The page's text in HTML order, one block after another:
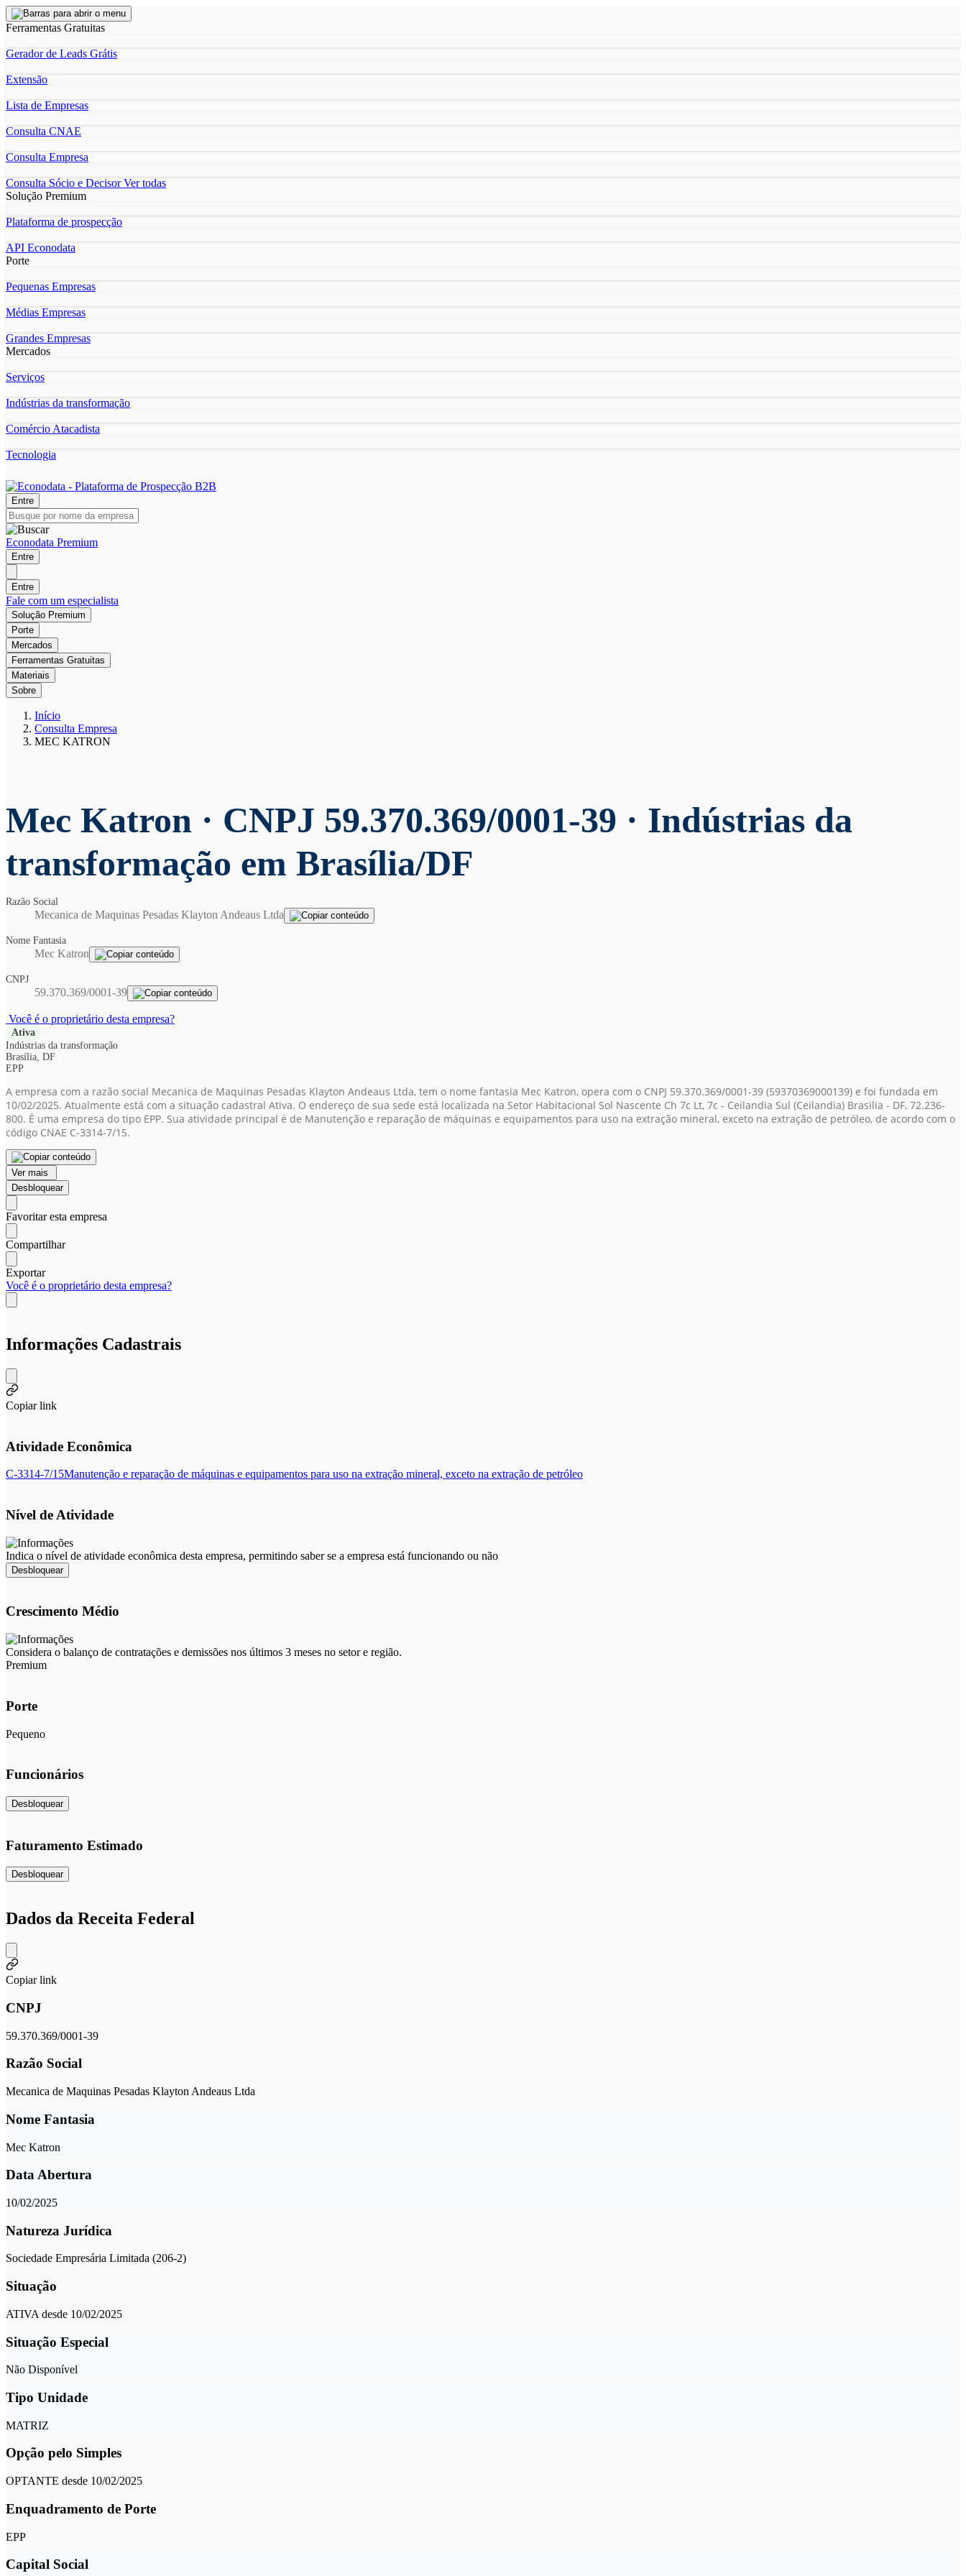
Ferramentas Gratuitas
Gerador de Leads Grátis
Extensão
Lista de Empresas
Consulta CNAE
Consulta Empresa
Consulta Sócio e DecisorVer todas
Solução Premium
Plataforma de prospecção
API Econodata
Porte
Pequenas Empresas
Médias Empresas
Grandes Empresas
Mercados
Serviços
Indústrias da transformação
Comércio Atacadista
Tecnologia
Entre
Econodata Premium
Entre
Entre
Fale com um especialista
Solução Premium
Porte
Mercados
Ferramentas Gratuitas
Materiais
Sobre
Início
Consulta Empresa
MEC KATRON
Mec Katron · CNPJ 59.370.369/0001-39 · Indústrias da
transformação em Brasília/DF
Razão Social
Mecanica de Maquinas Pesadas Klayton Andeaus Ltda
Nome Fantasia
Mec Katron
CNPJ
59.370.369/0001-39
Você é o proprietário desta empresa?
Ativa
Indústrias da transformação
Brasília, DF
EPP
A empresa com a razão social Mecanica de Maquinas Pesadas Klayton Andeaus Ltda, tem o nome fantasia Mec Katron, opera com o CNPJ 59.370.369/0001-39 (59370369000139) e foi fundada em
10/02/2025. Atualmente está com a situação cadastral Ativa. O endereço de sua sede está localizada na Setor Habitacional Sol Nascente Ch 7c Lt, 7c - Ceilandia Sul (Ceilandia) Brasilia - DF, 72.236-
800. É uma empresa do tipo EPP. Sua atividade principal é de Manutenção e reparação de máquinas e equipamentos para uso na extração mineral, exceto na extração de petróleo, de acordo com o
código CNAE C-3314-7/15.
Ver mais
Desbloquear
Favoritar esta empresa
Compartilhar
Exportar
Você é o proprietário desta empresa?
Informações Cadastrais
Copiar link
Atividade Econômica
C-3314-7/15Manutenção e reparação de máquinas e equipamentos para uso na extração mineral, exceto na extração de petróleo
Nível de Atividade
Indica o nível de atividade econômica desta empresa, permitindo saber se a empresa está funcionando ou não
Desbloquear
Crescimento Médio
Considera o balanço de contratações e demissões nos últimos 3 meses no setor e região.
Premium
Porte
Pequeno
Funcionários
Desbloquear
Faturamento Estimado
Desbloquear
Dados da Receita Federal
Copiar link
CNPJ
59.370.369/0001-39
Razão Social
Mecanica de Maquinas Pesadas Klayton Andeaus Ltda
Nome Fantasia
Mec Katron
Data Abertura
10/02/2025
Natureza Jurídica
Sociedade Empresária Limitada (206-2)
Situação
ATIVA desde 10/02/2025
Situação Especial
Não Disponível
Tipo Unidade
MATRIZ
Opção pelo Simples
OPTANTE desde 10/02/2025
Enquadramento de Porte
EPP
Capital Social